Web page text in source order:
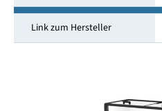
Link zum Hersteller